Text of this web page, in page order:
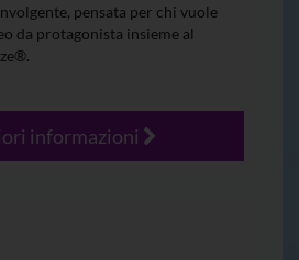
pensata per chi vuole
da protagonista insieme al
informazioni